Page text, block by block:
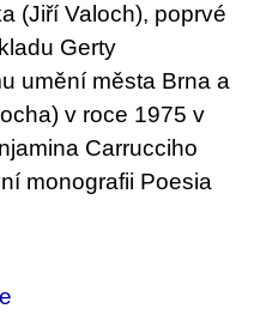
(Jiří Valoch), poprvé
Gerty
umění města Brna a
v roce 1975 v
Carrucciho
monografii Poesia